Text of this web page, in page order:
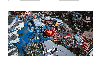
欄
訂
閱